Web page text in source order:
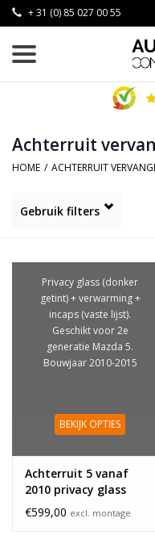
+ 31 (0) 85 027 00 55
Achterruit
HOME / ACHTERRUIT
Gebruik filters
Privacy glass (donker
getint) + verwarming +
incaps (vaste lijst).
Geschikt voor 2e
generatie Mazda 5.
Bouwjaar 2010-2015
BEKIJK OPTIES
Achterruit 5 vanaf
2010 privacy glass
€599,00 excl. montage